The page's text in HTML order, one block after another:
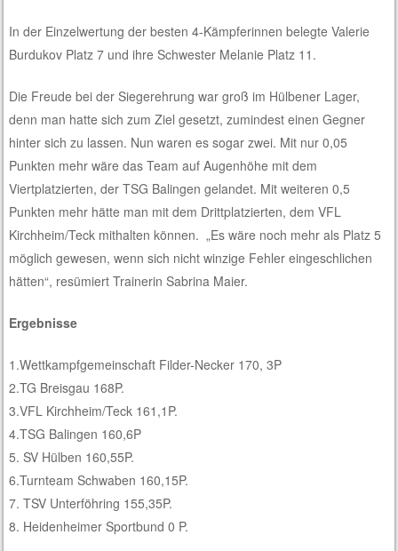
In der Einzelwertung der besten 4-Kämpferinnen belegte Valerie
Burdukov Platz 7 und ihre Schwester Melanie Platz 11.
Die Freude bei der Siegerehrung war groß im Hülbener Lager,
denn man hatte sich zum Ziel gesetzt, zumindest einen Gegner
hinter sich zu lassen. Nun waren es sogar zwei. Mit nur 0,05
Punkten mehr wäre das Team auf Augenhöhe mit dem
Viertplatzierten, der TSG Balingen gelandet. Mit weiteren 0,5
Punkten mehr hätte man mit dem Drittplatzierten, dem VFL
Kirchheim/Teck mithalten können. „Es wäre noch mehr als Platz 5
möglich gewesen, wenn sich nicht winzige Fehler eingeschlichen
hätten“, resümiert Trainerin Sabrina Maier.
Ergebnisse
1.Wettkampfgemeinschaft Filder-Necker 170, 3P
2.TG Breisgau 168P.
3.VFL Kirchheim/Teck 161,1P.
4.TSG Balingen 160,6P
5. SV Hülben 160,55P.
6.Turnteam Schwaben 160,15P.
7. TSV Unterföhring 155,35P.
8. Heidenheimer Sportbund 0 P.